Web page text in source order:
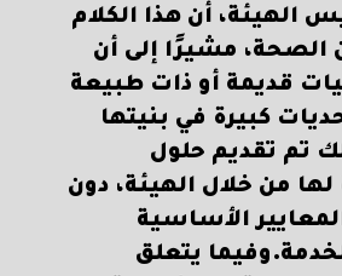
الهيئة، أن هذا الكلام
مشيرًا إلى أن
قديمة أو ذات طبيعة
كبيرة في بنيتها
تم تقديم حلول
من خلال الهيئة، دون
الأساسية
يتعلق